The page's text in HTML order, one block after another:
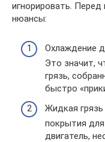
игнорировать.
нюансы:
Охлаждение
Это значит,
грязь,
быстро
Жидкая
покрытия
двигатель,